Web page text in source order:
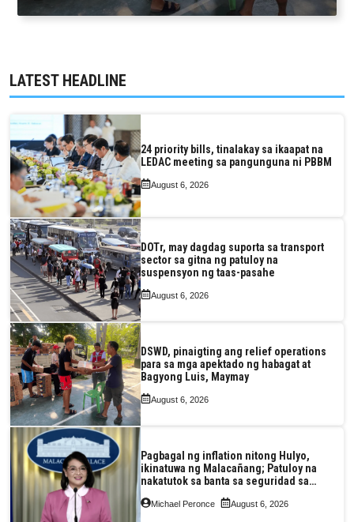
LATEST HEADLINE
24 priority bills, tinalakay sa ikaapat na
LEDAC meeting sa pangunguna ni PBBM
August 6, 2026
DOTr, may dagdag suporta sa transport
sector sa gitna ng patuloy na
suspensyon ng taas-pasahe
August 6, 2026
DSWD, pinaigting ang relief operations
para sa mga apektado ng habagat at
Bagyong Luis, Maymay
August 6, 2026
Pagbagal ng inflation nitong Hulyo,
ikinatuwa ng Malacañang; Patuloy na
nakatutok sa banta sa seguridad sa
pagkain, enerhiya
Michael Peronce August 6, 2026